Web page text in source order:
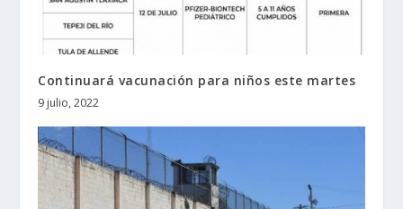
Continuará vacunación para niños este martes
9 julio, 2022